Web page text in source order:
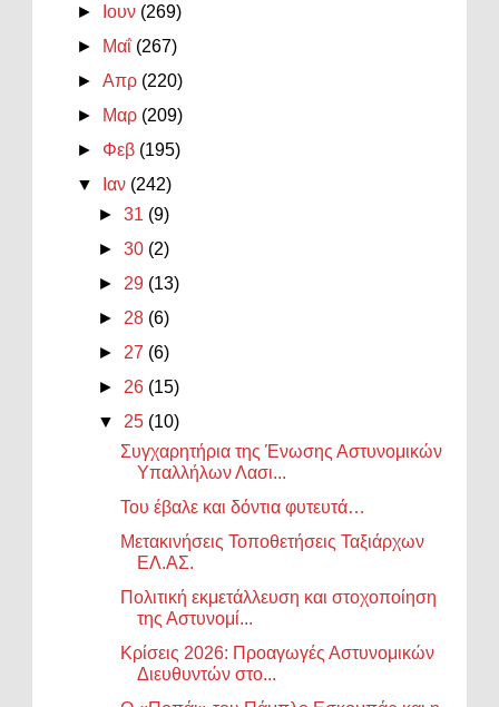
►
Ιουν (269)
►
Μαΐ (267)
►Απρ (220)
►
Μαρ (209)
► Φεβ (195)
▼
Ιαν (242)
►31 (9)
►30 (2)
► 29 (13)
► 28 (6)
► 27 (6)
► 26 (15)
▼ 25 (10)
Συγχαρητήρια της Ένωσης Αστυνομικών
Υπαλλήλων Λασι...
Του έβαλε και δόντια φυτευτά…
Μετακινήσεις Τοποθετήσεις Ταξιάρχων
ΕΛ.ΑΣ.
Πολιτική εκμετάλλευση και στοχοποίηση
της Αστυνομί...
Κρίσεις 2026: Προαγωγές Αστυνομικών
Διευθυντών στο...